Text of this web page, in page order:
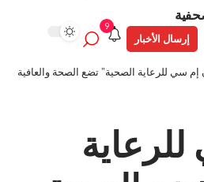
إرسال الأخبار
9
إم سي للرعاية الصحية” تضع الصحة والعافية في